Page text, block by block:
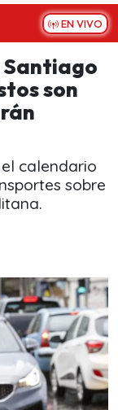
EN VIVO
Santiago
son
el calendario
sobre